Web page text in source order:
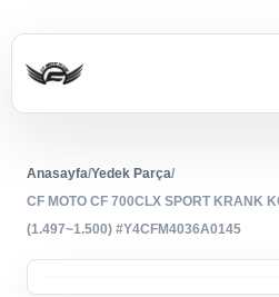
Anasayfa/Yedek Parça/
CF MOTO CF 700CLX SPORT KRANK
(1.497~1.500) #Y4CFM4036A0145